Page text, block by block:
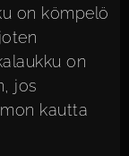
on kömpelö
on
jos
kautta